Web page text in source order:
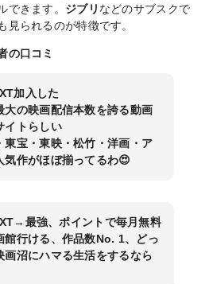
できます。 ジブリ などのサブスクで
見られるのが特徴です。
の口コミ
加入した
大の映画配信本数を誇る動画
イトらしい
東宝・東映・松竹・洋画・ア
気作がほぼ揃ってるわ😍
最強、ポイントで毎月無料
館行ける、作品数No. 1、どっ
画沼にハマる生活をするなら